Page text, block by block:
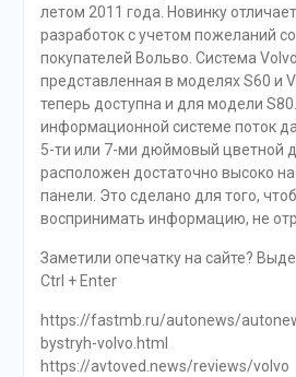
летом 2011 года. Новинку
разработок с учетом пожеланий
покупателей Вольво. Система
представленная в моделях S60 и
теперь доступна и для модели
информационной системе поток
5-ти или 7-ми дюймовый цветной
расположен достаточно высоко
панели. Это сделано для того,
воспринимать информацию, не
Заметили опечатку на сайте?
Ctrl + Enter
https://fastmb.ru/autonews/
bystryh-volvo.html
https://avtoved.news/reviews/volvo